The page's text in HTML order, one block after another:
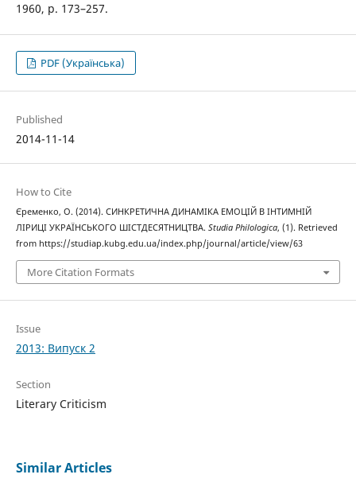
1960, р. 173–257.
PDF (Українська)
Published
2014-11-14
How to Cite
Єременко, О. (2014). СИНКРЕТИЧНА ДИНАМІКА ЕМОЦІЙ В ІНТИМНІЙ
ЛІРИЦІ УКРАЇНСЬКОГО ШІСТДЕСЯТНИЦТВА. Studia Philologica, (1). Retrieved
from https://studiap.kubg.edu.ua/index.php/journal/article/view/63
More Citation Formats
Issue
2013: Випуск 2
Section
Literary Criticism
Similar Articles